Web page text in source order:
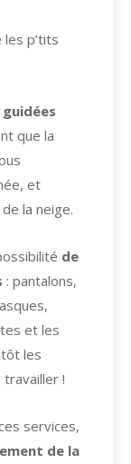
p’tits
que la
et
la neige.
de
: pantalons,
et les
les
travailler !
services,
de la